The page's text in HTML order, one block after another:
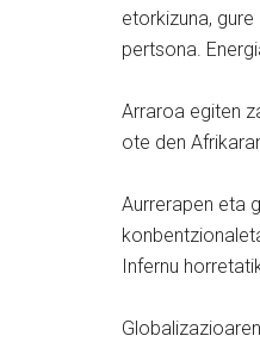
etorkizuna,
pertsona.
Arraroa egiten
ote den
Aurrerapen eta
Infernu